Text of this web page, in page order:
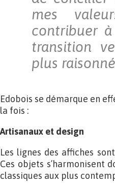
mes
contribuer
transition
plus
Edobois se démarque en
la fois :
Artisanaux et design
Les lignes des affiches
Ces objets s’harmonisent
classiques aux plus